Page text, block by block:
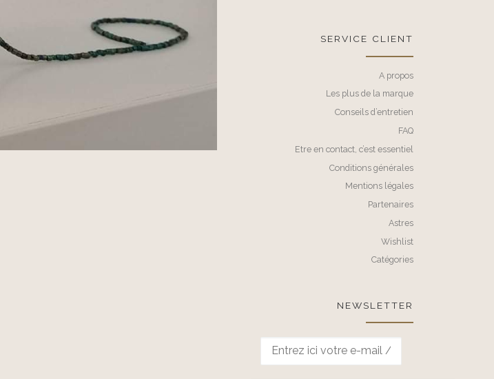
SERVICE CLIENT
A propos
Les plus de la marque
Conseils d’entretien
FAQ
Etre en contact, c’est essentiel
Conditions générales
Mentions légales
Partenaires
Astres
Wishlist
Catégories
NEWSLETTER